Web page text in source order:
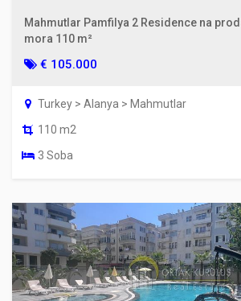
Mahmutlar Pamfilya 2 Residence na
mora 110 m²
€ 105.000
Turkey > Alanya > Mahmutlar
110 m2
3 Soba